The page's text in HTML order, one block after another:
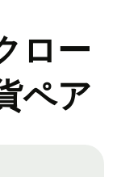
ロー
ペア